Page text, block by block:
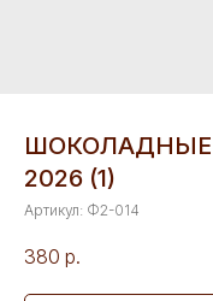
ШОКОЛАДНЫЕ
2026 (1)
Артикул: Ф2-014
380 р.